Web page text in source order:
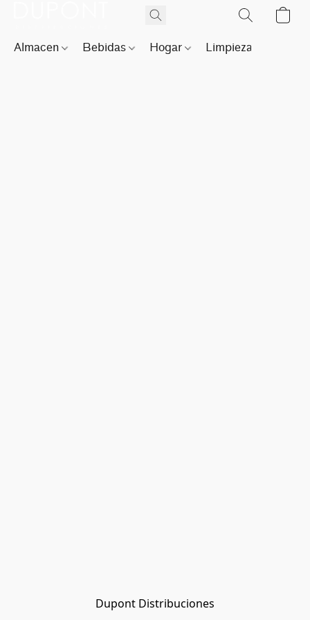
Almacen Bebidas Hogar Limpieza
Dupont Distribuciones